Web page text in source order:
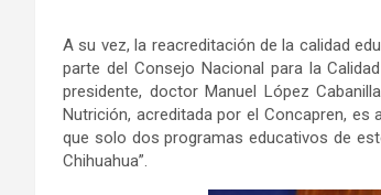
A su vez, la reacreditación de la calidad
parte del Consejo Nacional para la
presidente, doctor Manuel López
Nutrición, acreditada por el Concapren,
que solo dos programas educativos de
Chihuahua”.